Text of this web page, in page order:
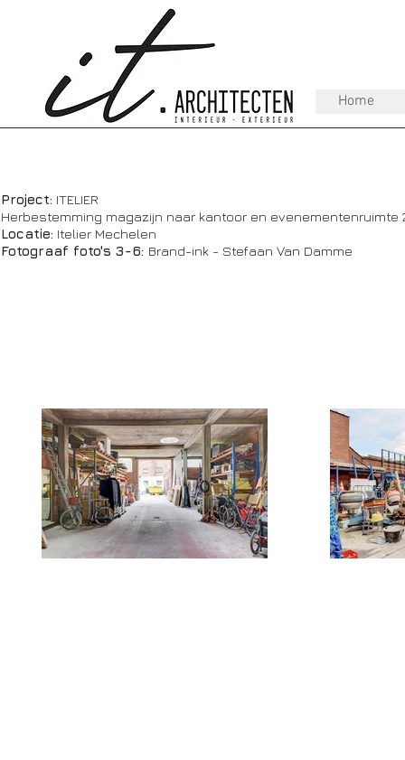
Home
Project: ITELIER
Herbestemming magazijn naar kantoor en evenementenruimte
Locatie: Itelier Mechelen
Fotograaf foto's 3-6: Brand-ink - Stefaan Van Damme